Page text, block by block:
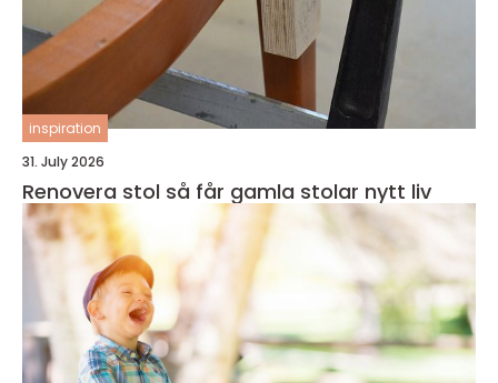
inspiration
31. July 2026
Renovera stol så får gamla stolar nytt liv